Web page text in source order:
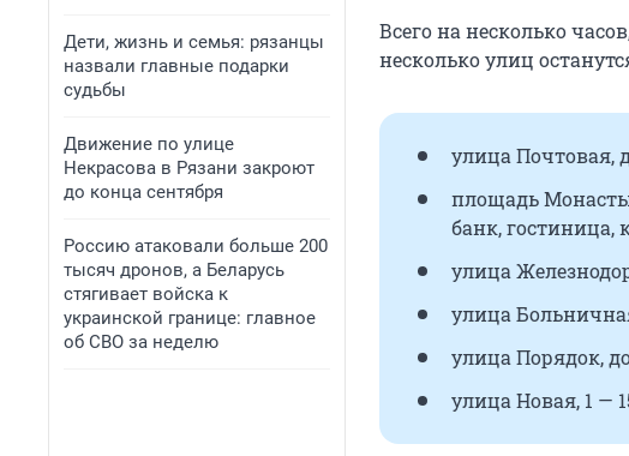
Дети, жизнь и семья: рязанцы
назвали главные подарки
судьбы
Движение по улице
Некрасова в Рязани закроют
до конца сентября
Россию атаковали больше 200
тысяч дронов, а Беларусь
стягивает войска к
украинской границе: главное
об СВО за неделю
Всего на несколько
несколько улиц
улица Почтовая,
площадь
банк, гостиница,
улица
улица
улица Порядок,
улица Новая, 1 —